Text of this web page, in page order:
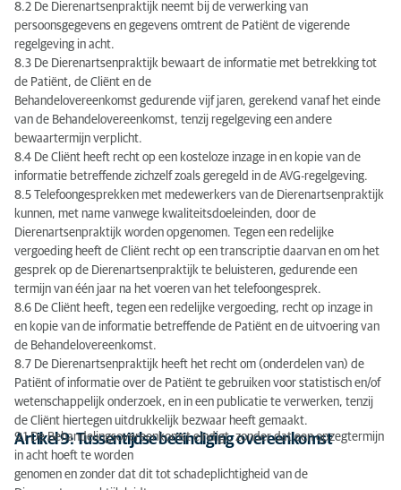
8.2 De Dierenartsenpraktijk neemt bij de verwerking van
persoonsgegevens en gegevens omtrent de Patiënt de vigerende
regelgeving in acht.
8.3 De Dierenartsenpraktijk bewaart de informatie met betrekking tot
de Patiënt, de Cliënt en de
Behandelovereenkomst gedurende vijf jaren, gerekend vanaf het einde
van de Behandelovereenkomst, tenzij regelgeving een andere
bewaartermijn verplicht.
8.4 De Cliënt heeft recht op een kosteloze inzage in en kopie van de
informatie betreffende zichzelf zoals geregeld in de AVG-regelgeving.
8.5 Telefoongesprekken met medewerkers van de Dierenartsenpraktijk
kunnen, met name vanwege kwaliteitsdoeleinden, door de
Dierenartsenpraktijk worden opgenomen. Tegen een redelijke
vergoeding heeft de Cliënt recht op een transcriptie daarvan en om het
gesprek op de Dierenartsenpraktijk te beluisteren, gedurende een
termijn van één jaar na het voeren van het telefoongesprek.
8.6 De Cliënt heeft, tegen een redelijke vergoeding, recht op inzage in
en kopie van de informatie betreffende de Patiënt en de uitvoering van
de Behandelovereenkomst.
8.7 De Dierenartsenpraktijk heeft het recht om (onderdelen van) de
Patiënt of informatie over de Patiënt te gebruiken voor statistisch en/of
wetenschappelijk onderzoek, en in een publicatie te verwerken, tenzij
de Cliënt hiertegen uitdrukkelijk bezwaar heeft gemaakt.
Artikel 9: Tussentijdse beëindiging overeenkomst
9.1 De Behandelingsovereenkomst eindigt, zonder dat een opzegtermijn
in acht hoeft te worden
genomen en zonder dat dit tot schadeplichtigheid van de